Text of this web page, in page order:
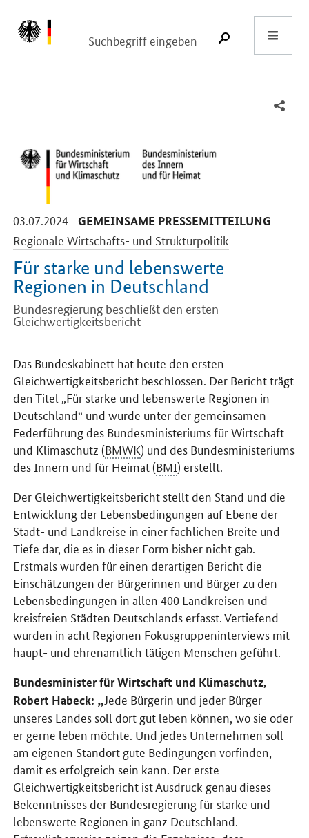
SUCHE
03.07.2024 -
GEMEINSAME PRESSEMITTEILUNG
Regionale Wirtschafts- und Strukturpolitik
Für starke und lebenswerte
Regionen in Deutschland
Bundesregierung beschließt den ersten
Gleichwertigkeitsbericht
Einleitung
Das Bundeskabinett hat heute den ersten
Gleichwertigkeitsbericht beschlossen. Der Bericht trägt
den Titel „Für starke und lebenswerte Regionen in
Deutschland“ und wurde unter der gemeinsamen
Federführung des Bundesministeriums für Wirtschaft
und Klimaschutz (BMWK) und des Bundesministeriums
des Innern und für Heimat (BMI) erstellt.
Der Gleichwertigkeitsbericht stellt den Stand und die
Entwicklung der Lebensbedingungen auf Ebene der
Stadt- und Landkreise in einer fachlichen Breite und
Tiefe dar, die es in dieser Form bisher nicht gab.
Erstmals wurden für einen derartigen Bericht die
Einschätzungen der Bürgerinnen und Bürger zu den
Lebensbedingungen in allen 400 Landkreisen und
kreisfreien Städten Deutschlands erfasst. Vertiefend
wurden in acht Regionen Fokusgruppeninterviews mit
haupt- und ehrenamtlich tätigen Menschen geführt.
Bundesminister für Wirtschaft und Klimaschutz,
Robert Habeck:
Jede Bürgerin und jeder Bürger
unseres Landes soll dort gut leben können, wo sie oder
er gerne leben möchte. Und jedes Unternehmen soll
am eigenen Standort gute Bedingungen vorfinden,
damit es erfolgreich sein kann. Der erste
Gleichwertigkeitsbericht ist Ausdruck genau dieses
Bekenntnisses der Bundesregierung für starke und
lebenswerte Regionen in ganz Deutschland.